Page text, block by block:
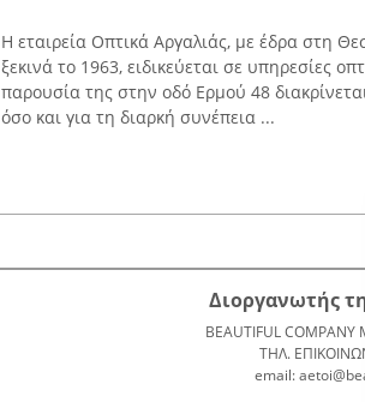
Η εταιρεία Οπτικά Αργαλιάς, με έδρα στη
ξεκινά το 1963, ειδικεύεται σε υπηρεσίες
παρουσία της στην οδό Ερμού 48
όσο και για τη διαρκή συνέπεια ...
Διοργανωτής
BEAUTIFUL
ΤΗΛ.
email: